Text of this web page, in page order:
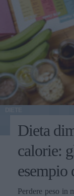
Dieta
calorie:
esempio
Perdere peso in